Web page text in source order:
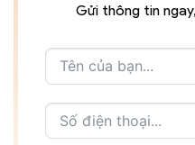
Gửi thông tin